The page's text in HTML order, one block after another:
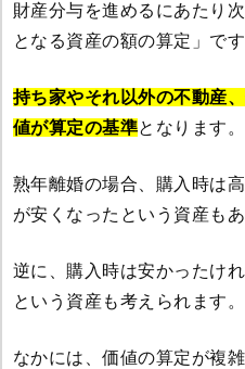
財産分与を進めるにあたり
となる資産の額の算定」です
持ち家やそれ以外の不動産
値が算定の基準となります。
熟年離婚の場合、購入時は
が安くなったという資産もあ
逆に、購入時は安かったけ
という資産も考えられます。
なかには、価値の算定が複